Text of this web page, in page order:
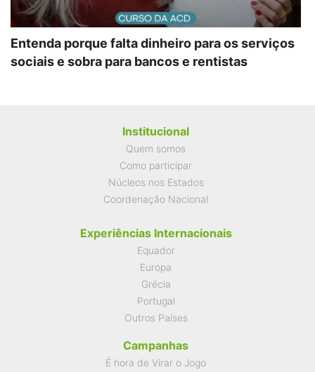
Entenda porque falta dinheiro para os serviços
sociais e sobra para bancos e rentistas
Institucional
Quem somos
Como participar
Núcleos nos Estados
Coordenação Nacional
Experiências Internacionais
Equador
Europa
Grécia
Portugal
Outros Países
Campanhas
É hora de Virar o Jogo